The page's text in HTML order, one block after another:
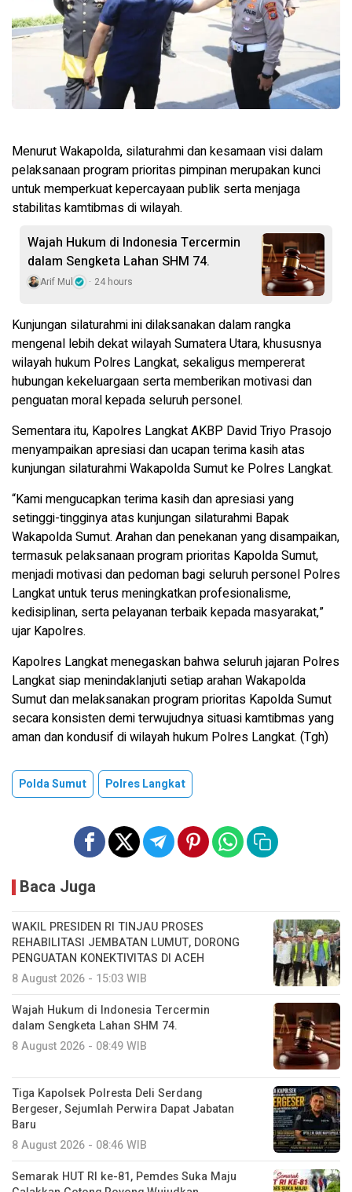
Menurut Wakapolda, silaturahmi dan kesamaan visi dalam
pelaksanaan program prioritas pimpinan merupakan kunci
untuk memperkuat kepercayaan publik serta menjaga
stabilitas kamtibmas di wilayah.
Wajah Hukum di Indonesia Tercermin
dalam Sengketa Lahan SHM 74.
Arif Mul 24 hours
Kunjungan silaturahmi ini dilaksanakan dalam rangka
mengenal lebih dekat wilayah Sumatera Utara, khususnya
wilayah hukum Polres Langkat, sekaligus mempererat
hubungan kekeluargaan serta memberikan motivasi dan
penguatan moral kepada seluruh personel.
Sementara itu, Kapolres Langkat AKBP David Triyo Prasojo
menyampaikan apresiasi dan ucapan terima kasih atas
kunjungan silaturahmi Wakapolda Sumut ke Polres Langkat.
“Kami mengucapkan terima kasih dan apresiasi yang
setinggi-tingginya atas kunjungan silaturahmi Bapak
Wakapolda Sumut. Arahan dan penekanan yang disampaikan,
termasuk pelaksanaan program prioritas Kapolda Sumut,
menjadi motivasi dan pedoman bagi seluruh personel Polres
Langkat untuk terus meningkatkan profesionalisme,
kedisiplinan, serta pelayanan terbaik kepada masyarakat,”
ujar Kapolres.
Kapolres Langkat menegaskan bahwa seluruh jajaran Polres
Langkat siap menindaklanjuti setiap arahan Wakapolda
Sumut dan melaksanakan program prioritas Kapolda Sumut
secara konsisten demi terwujudnya situasi kamtibmas yang
aman dan kondusif di wilayah hukum Polres Langkat. (Tgh)
Polda Sumut Polres Langkat
Baca Juga
WAKIL PRESIDEN RI TINJAU PROSES
REHABILITASI JEMBATAN LUMUT, DORONG
PENGUATAN KONEKTIVITAS DI ACEH
8 August 2026 - 15:03 WIB
Wajah Hukum di Indonesia Tercermin
dalam Sengketa Lahan SHM 74.
8 August 2026 - 08:49 WIB
Tiga Kapolsek Polresta Deli Serdang
Bergeser, Sejumlah Perwira Dapat Jabatan
Baru
8 August 2026 - 08:46 WIB
Semarak HUT RI ke-81, Pemdes Suka Maju